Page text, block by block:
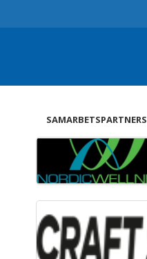
SAMARBETSPARTNERS